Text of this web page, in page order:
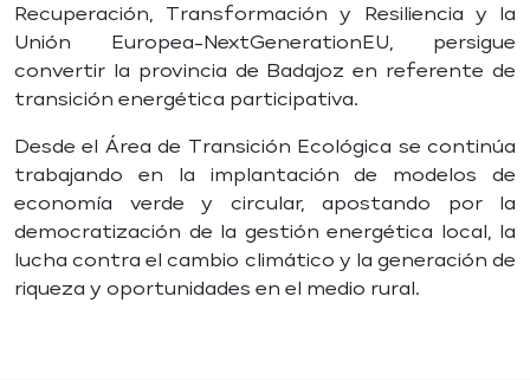
Recuperación, Transformación y Resiliencia y la
Unión Europea-NextGenerationEU, persigue
convertir la provincia de Badajoz en referente de
transición energética participativa.
Desde el Área de Transición Ecológica se continúa
trabajando en la implantación de modelos de
economía verde y circular, apostando por la
democratización de la gestión energética local, la
lucha contra el cambio climático y la generación de
riqueza y oportunidades en el medio rural.